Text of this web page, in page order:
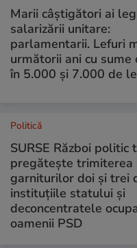
Marii câștigători ai
salarizării unitare:
parlamentarii. Lefuri
următorii ani cu sume
în 5.000 și 7.000 de
Politică
SURSE Război politic
pregătește trimiterea
garniturilor doi și trei
instituțiile statului și
deconcentratele
oamenii PSD